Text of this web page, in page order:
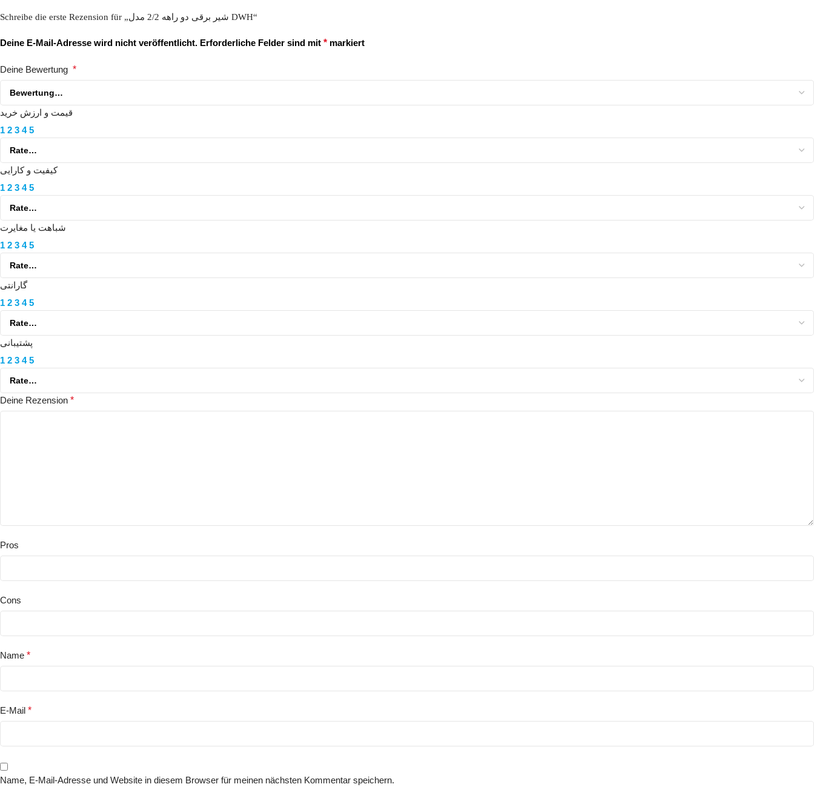
Schreibe die erste Rezension für „شیر برقی دو راهه 2/2 مدل DWH“
Deine E-Mail-Adresse wird nicht veröffentlicht. Erforderliche Felder sind mit * markiert
Deine Bewertung *
قیمت و ارزش خرید
1 2 3 4 5
کیفیت و کارایی
1 2 3 4 5
شباهت یا مغایرت
1 2 3 4 5
گارانتی
1 2 3 4 5
پشتیبانی
1 2 3 4 5
Deine Rezension *
Pros
Cons
Name *
E-Mail *
Name, E-Mail-Adresse und Website in diesem Browser für meinen nächsten Kommentar speichern.